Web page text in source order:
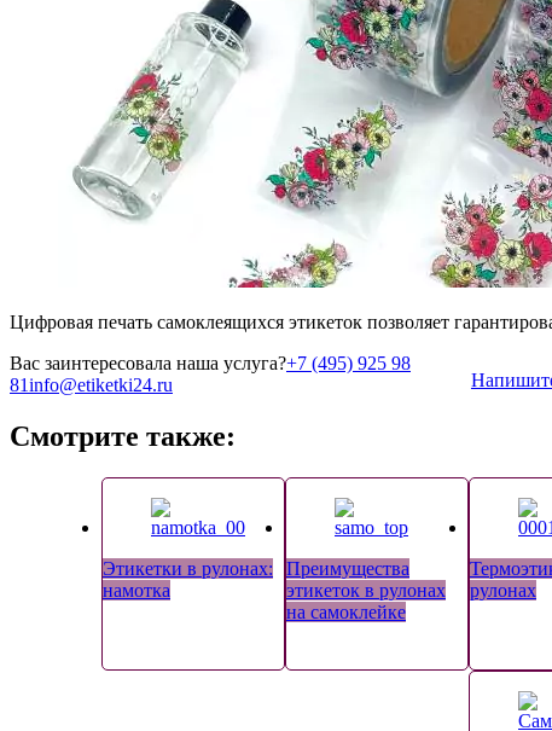
Цифровая печать самоклеящихся этикеток позволяет
Вас заинтересовала наша услуга?+7 (495) 925 98
81info@etiketki24.ru
Смотрите также:
Этикетки в рулонах:
намотка
Преимущества
этикеток в рулонах
на самоклейке
рулонах